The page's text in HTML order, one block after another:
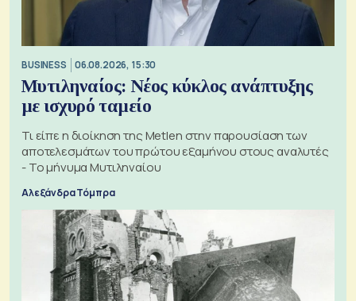
BUSINESS 06.08.2026, 15:30
Μυτιληναίος: Νέος κύκλος ανάπτυξης
με ισχυρό ταμείο
Τι είπε η διοίκηση της Metlen στην παρουσίαση των
αποτελεσμάτων του πρώτου εξαμήνου στους αναλυτές
- Το μήνυμα Μυτιληναίου
Αλεξάνδρα Τόμπρα